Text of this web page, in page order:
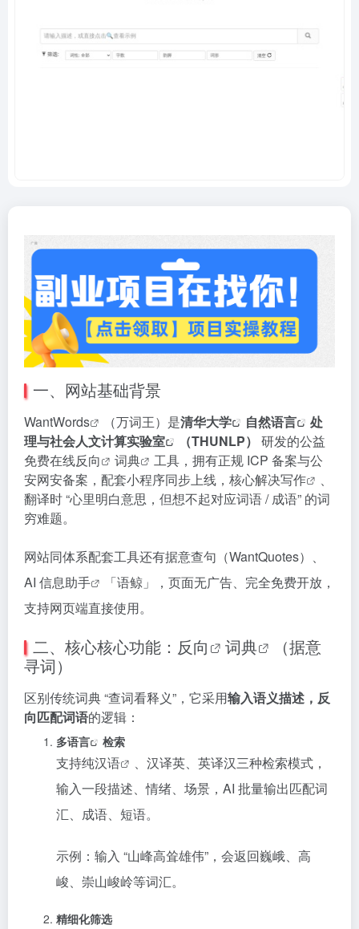
一、网站基础背景
WantWords （万词王）是清华大学 自然语言
处
理与社会人文计算实验室 （THUNLP） 研发的公益
免费在线反向 词典
工具，拥有正规 ICP 备案与公
安网安备案，配套小程序同步上线，核心解决写作
、
翻译时 “心里明白意思，但想不起对应词语 / 成语” 的词
穷难题。
网站同体系配套工具还有据意查句（WantQuotes）、
AI 信息助手
「语鲸」，页面无广告、完全免费开放，
支持网页端直接使用。
二、核心核心功能： 反向 词典
（据意
寻词）
区别传统词典 “查词看释义”，它采用输入语义描述，反
向匹配词语的逻辑：
多语言 检索
支持纯汉语
、汉译英、英译汉三种检索模式，
输入一段描述、情绪、场景，AI 批量输出匹配词
汇、成语、短语。
示例：输入 “山峰高耸雄伟”，会返回巍峨、高
峻、崇山峻岭等词汇。
精细化筛选